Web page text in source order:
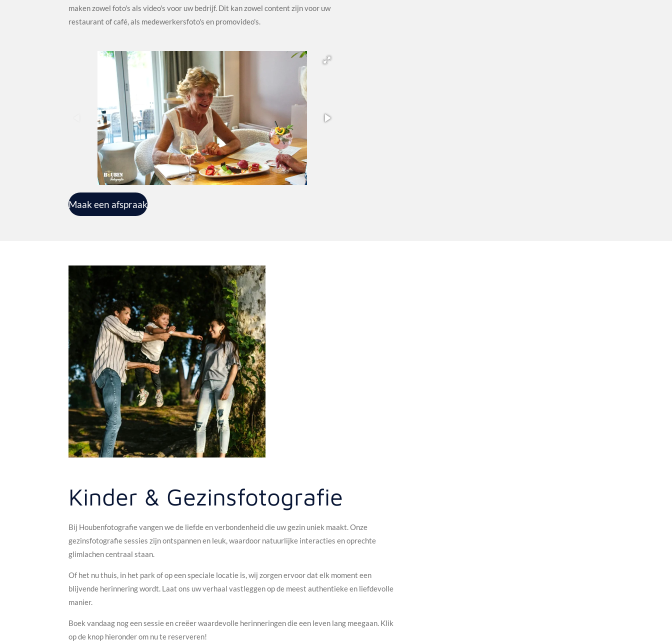
maken zowel foto's als video's voor uw bedrijf. Dit kan zowel content zijn voor uw
restaurant of café, als medewerkersfoto's en promovideo's.
Maak een afspraak
Kinder & Gezinsfotografie
Bij Houbenfotografie vangen we de liefde en verbondenheid die uw gezin uniek maakt. Onze
gezinsfotografie sessies zijn ontspannen en leuk, waardoor natuurlijke interacties en oprechte
glimlachen centraal staan.
Of het nu thuis, in het park of op een speciale locatie is, wij zorgen ervoor dat elk moment een
blijvende herinnering wordt. Laat ons uw verhaal vastleggen op de meest authentieke en liefdevolle
manier.
Boek vandaag nog een sessie en creëer waardevolle herinneringen die een leven lang meegaan. Klik
op de knop hieronder om nu te reserveren!